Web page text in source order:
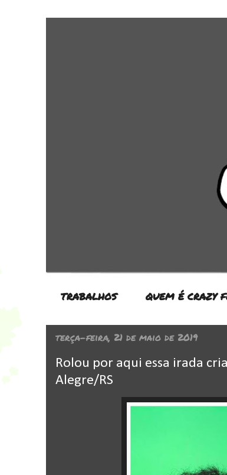
TRABALHOS QUEM É CRAZY
terça-feira, 21 de maio de 2019
Rolou por aqui essa irada
Alegre/RS